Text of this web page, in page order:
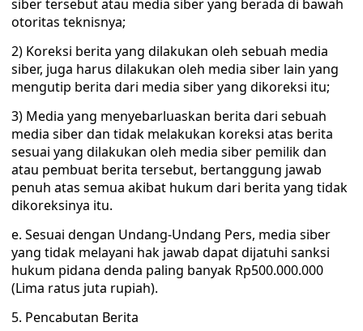
siber tersebut atau media siber yang berada di bawah
otoritas teknisnya;
2) Koreksi berita yang dilakukan oleh sebuah media
siber, juga harus dilakukan oleh media siber lain yang
mengutip berita dari media siber yang dikoreksi itu;
3) Media yang menyebarluaskan berita dari sebuah
media siber dan tidak melakukan koreksi atas berita
sesuai yang dilakukan oleh media siber pemilik dan
atau pembuat berita tersebut, bertanggung jawab
penuh atas semua akibat hukum dari berita yang tidak
dikoreksinya itu.
e. Sesuai dengan Undang-Undang Pers, media siber
yang tidak melayani hak jawab dapat dijatuhi sanksi
hukum pidana denda paling banyak Rp500.000.000
(Lima ratus juta rupiah).
5. Pencabutan Berita